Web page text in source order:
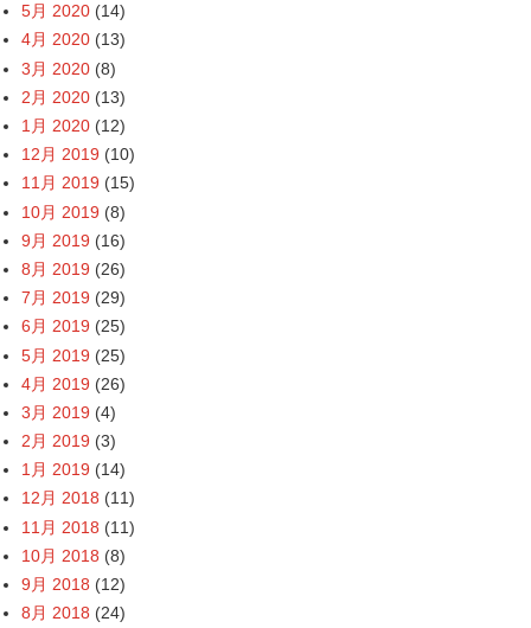
5月 2020 (14)
4月 2020 (13)
3月 2020 (8)
2月 2020 (13)
1月 2020 (12)
12月 2019 (10)
11月 2019 (15)
10月 2019 (8)
9月 2019 (16)
8月 2019 (26)
7月 2019 (29)
6月 2019 (25)
5月 2019 (25)
4月 2019 (26)
3月 2019 (4)
2月 2019 (3)
1月 2019 (14)
12月 2018 (11)
11月 2018 (11)
10月 2018 (8)
9月 2018 (12)
8月 2018 (24)